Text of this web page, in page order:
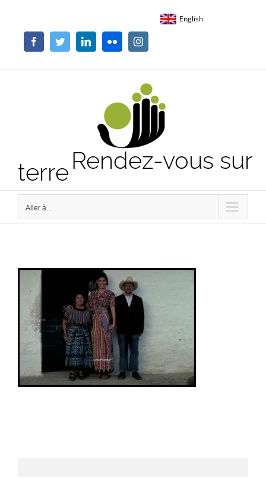
contenu
English
FacebookTwitterLinkedInFlickr Instagram
Rendez-vous sur
terre
Aller à...